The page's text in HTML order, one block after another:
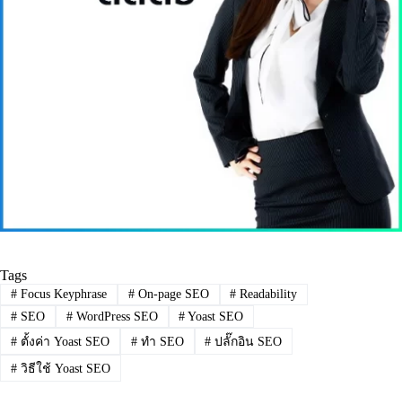
Tags
#Focus Keyphrase #On-page SEO # Readability
#SEO #WordPress SEO # Yoast SEO
#ตั้งค่า Yoast SEO #ทำ SEO # ปลั๊กอิน SEO
#วิธีใช้ Yoast SEO